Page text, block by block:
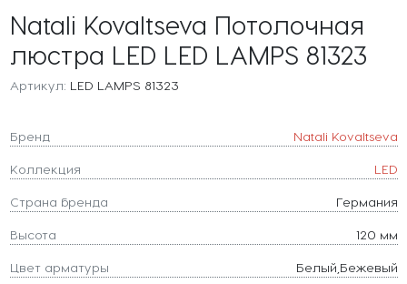
Natali Kovaltseva Потолочная
люстра LED LED LAMPS 81323
Артикул: LED LAMPS 81323
Бренд Natali Kovaltseva
Коллекция LED
Страна бренда Германия
Высота 120 мм
Цвет арматуры Белый,Бежевый